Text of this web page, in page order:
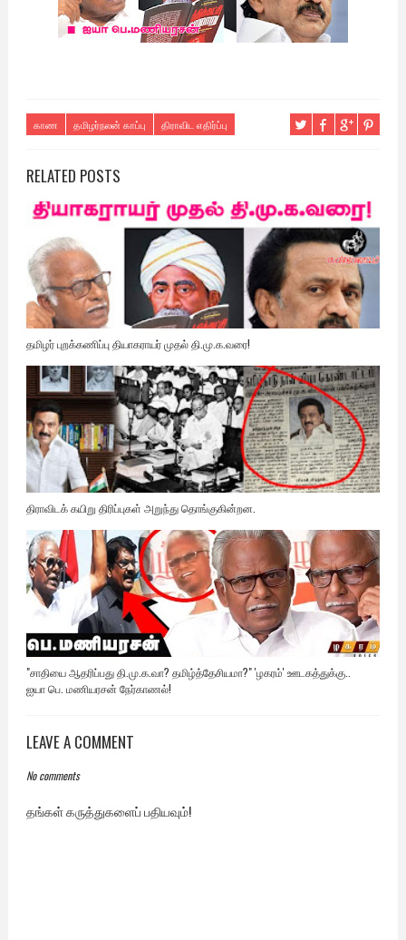
காண தமிழர்நலன் காப்பு திராவிட எதிர்ப்பு
RELATED POSTS
தமிழர் புறக்கணிப்பு தியாகராயர் முதல் தி.மு.க.வரை!
திராவிடக் கயிறு திரிப்புகள் அறுந்து தொங்குகின்றன.
"சாதியை ஆதரிப்பது தி.மு.க.வா? தமிழ்த்தேசியமா?" 'ழகரம்' ஊடகத்துக்கு..
ஐயா பெ. மணியரசன் நேர்காணல்!
LEAVE A COMMENT
No comments
தங்கள் கருத்துகளைப் பதியவும்!